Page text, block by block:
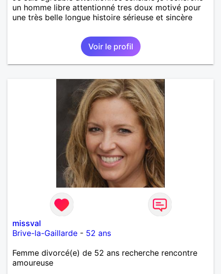
un homme libre attentionné tres doux motivé pour
une très belle longue histoire sérieuse et sincère
Voir le profil
missval
Brive-la-Gaillarde - 52 ans
Femme divorcé(e) de 52 ans recherche rencontre
amoureuse